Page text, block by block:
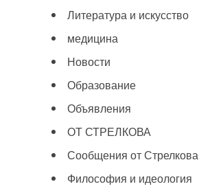
Литература и искусство
медицина
Новости
Образование
Объявления
ОТ СТРЕЛКОВА
Сообщения от Стрелкова
Философия и идеология